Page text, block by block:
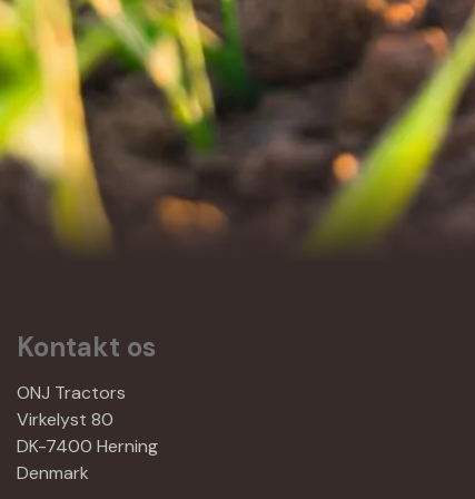
Kontakt os
ONJ Tractors
Virkelyst 80
DK-7400 Herning
Denmark